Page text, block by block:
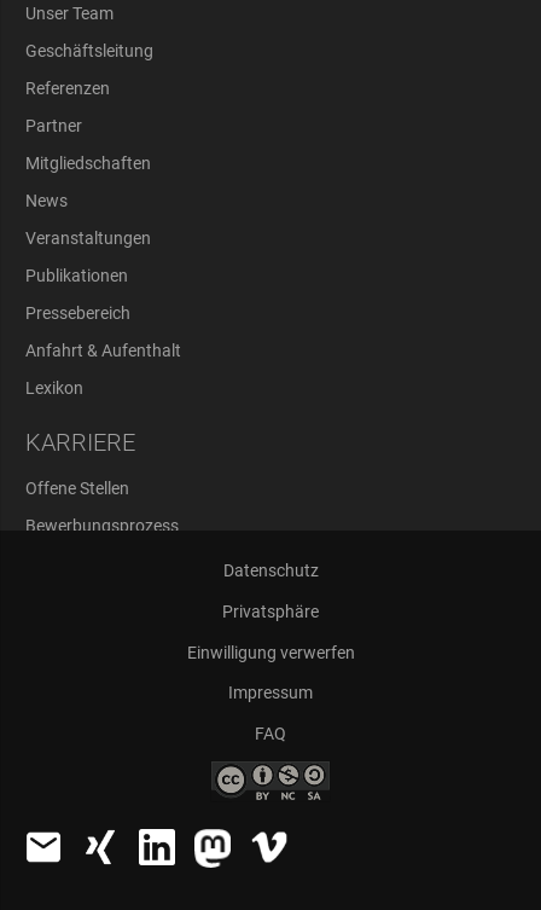
Unser Team
Geschäftsleitung
Referenzen
Partner
Mitgliedschaften
News
Veranstaltungen
Publikationen
Pressebereich
Anfahrt & Aufenthalt
Lexikon
KARRIERE
Offene Stellen
Bewerbungsprozess
Datenschutz
Privatsphäre
Einwilligung verwerfen
Impressum
FAQ